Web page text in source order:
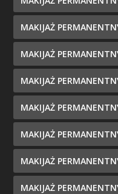
MAKIJAŻ
MAKIJAŻ
MAKIJAŻ
MAKIJAŻ
MAKIJAŻ
MAKIJAŻ
MAKIJAŻ